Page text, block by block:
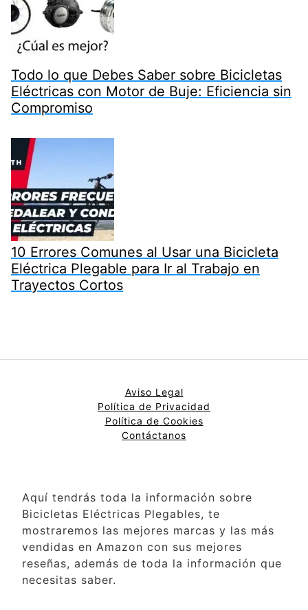
Todo lo que Debes Saber sobre Bicicletas
Eléctricas con Motor de Buje: Eficiencia sin
Compromiso
10 Errores Comunes al Usar una Bicicleta
Eléctrica Plegable para Ir al Trabajo en
Trayectos Cortos
Aviso Legal
Política de Privacidad
Política de Cookies
Contáctanos
Aquí tendrás toda la información sobre
Bicicletas Eléctricas Plegables, te
mostraremos las mejores marcas y las más
vendidas en Amazon con sus mejores
reseñas, además de toda la información que
necesitas saber.